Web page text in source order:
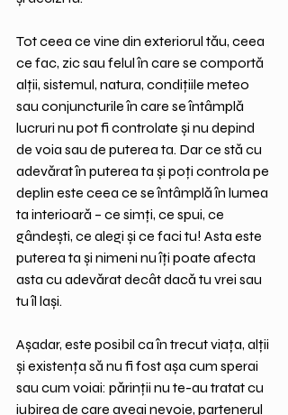
Tot ceea ce vine din exteriorul tău, ceea
ce fac, zic sau felul în care se comportă
alții, sistemul, natura, condițiile meteo
sau conjuncturile în care se întâmplă
lucruri nu pot fi controlate și nu depind
de voia sau de puterea ta. Dar ce stă cu
adevărat în puterea ta și poți controla pe
deplin este ceea ce se întâmplă în lumea
ta interioară – ce simți, ce spui, ce
gândești, ce alegi și ce faci tu! Asta este
puterea ta și nimeni nu îți poate afecta
asta cu adevărat decât dacă tu vrei sau
tu îl lași.
Așadar, este posibil ca în trecut viața, alții
și existența să nu fi fost așa cum sperai
sau cum voiai: părinții nu te-au tratat cu
iubirea de care aveai nevoie, partenerul